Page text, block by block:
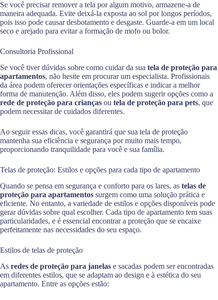
Se você precisar remover a tela por algum motivo, armazene-a de
maneira adequada. Evite deixá-la exposta ao sol por longos períodos,
pois isso pode causar desbotamento e desgaste. Guarde-a em um local
seco e arejado para evitar a formação de mofo ou bolor.
Consultoria Profissional
Se você tiver dúvidas sobre como cuidar da sua tela de proteção para
apartamentos, não hesite em procurar um especialista. Profissionais
da área podem oferecer orientações específicas e indicar a melhor
forma de manutenção. Além disso, eles podem sugerir opções como a
rede de proteção para crianças ou tela de proteção para pets, que
podem necessitar de cuidados diferentes.
Ao seguir essas dicas, você garantirá que sua tela de proteção
mantenha sua eficiência e segurança por muito mais tempo,
proporcionando tranquilidade para você e sua família.
Telas de proteção: Estilos e opções para cada tipo de apartamento
Quando se pensa em segurança e conforto para os lares, as telas de
proteção para apartamentos surgem como uma solução prática e
eficiente. No entanto, a variedade de estilos e opções disponíveis pode
gerar dúvidas sobre qual escolher. Cada tipo de apartamento tem suas
particularidades, e é essencial encontrar a proteção que se encaixe
perfeitamente nas necessidades do seu espaço.
Estilos de telas de proteção
As redes de proteção para janelas e sacadas podem ser encontradas
em diferentes estilos, que se adaptam ao design e à estética do seu
apartamento. Entre as opções estão: